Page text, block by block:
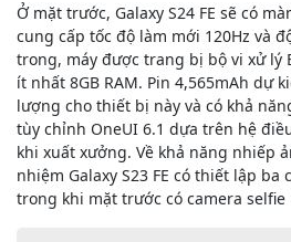
Ở mặt trước, Galaxy S24 FE sẽ có
cung cấp tốc độ làm mới 120Hz và
trong, máy được trang bị bộ vi xử lý
ít nhất 8GB RAM. Pin 4,565mAh dự
lượng cho thiết bị này và có khả
tùy chỉnh OneUI 6.1 dựa trên hệ
khi xuất xưởng. Về khả năng nhiếp
nhiệm Galaxy S23 FE có thiết lập ba
trong khi mặt trước có camera selfie